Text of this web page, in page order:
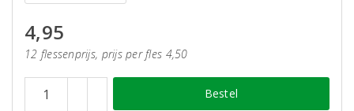
4,95
12 flessenprijs, prijs per fles 4,50
Bestel